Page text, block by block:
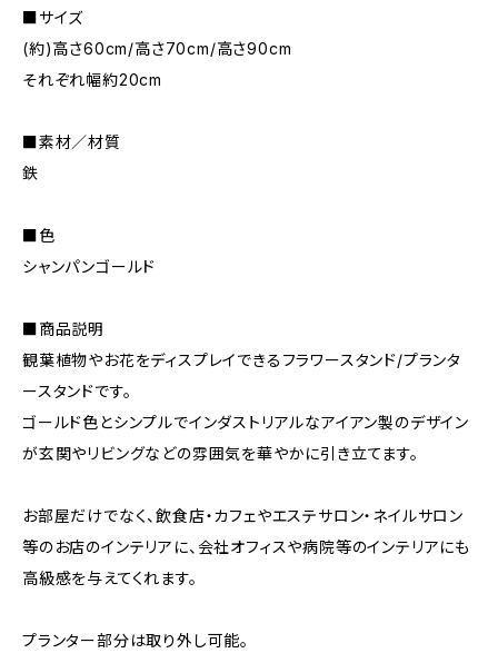
■サイズ
(約)高さ60cm/高さ70cm/高さ90cm
それぞれ幅約20cm
■素材／材質
鉄
■色
シャンパンゴールド
■商品説明
観葉植物やお花をディスプレイできるフラワースタンド/プランタ
ースタンドです。
ゴールド色とシンプルでインダストリアルなアイアン製のデザイン
が玄関やリビングなどの雰囲気を華やかに引き立てます。
お部屋だけでなく、飲食店・カフェやエステサロン・ネイルサロン
等のお店のインテリアに、会社オフィスや病院等のインテリアにも
高級感を与えてくれます。
プランター部分は取り外し可能。